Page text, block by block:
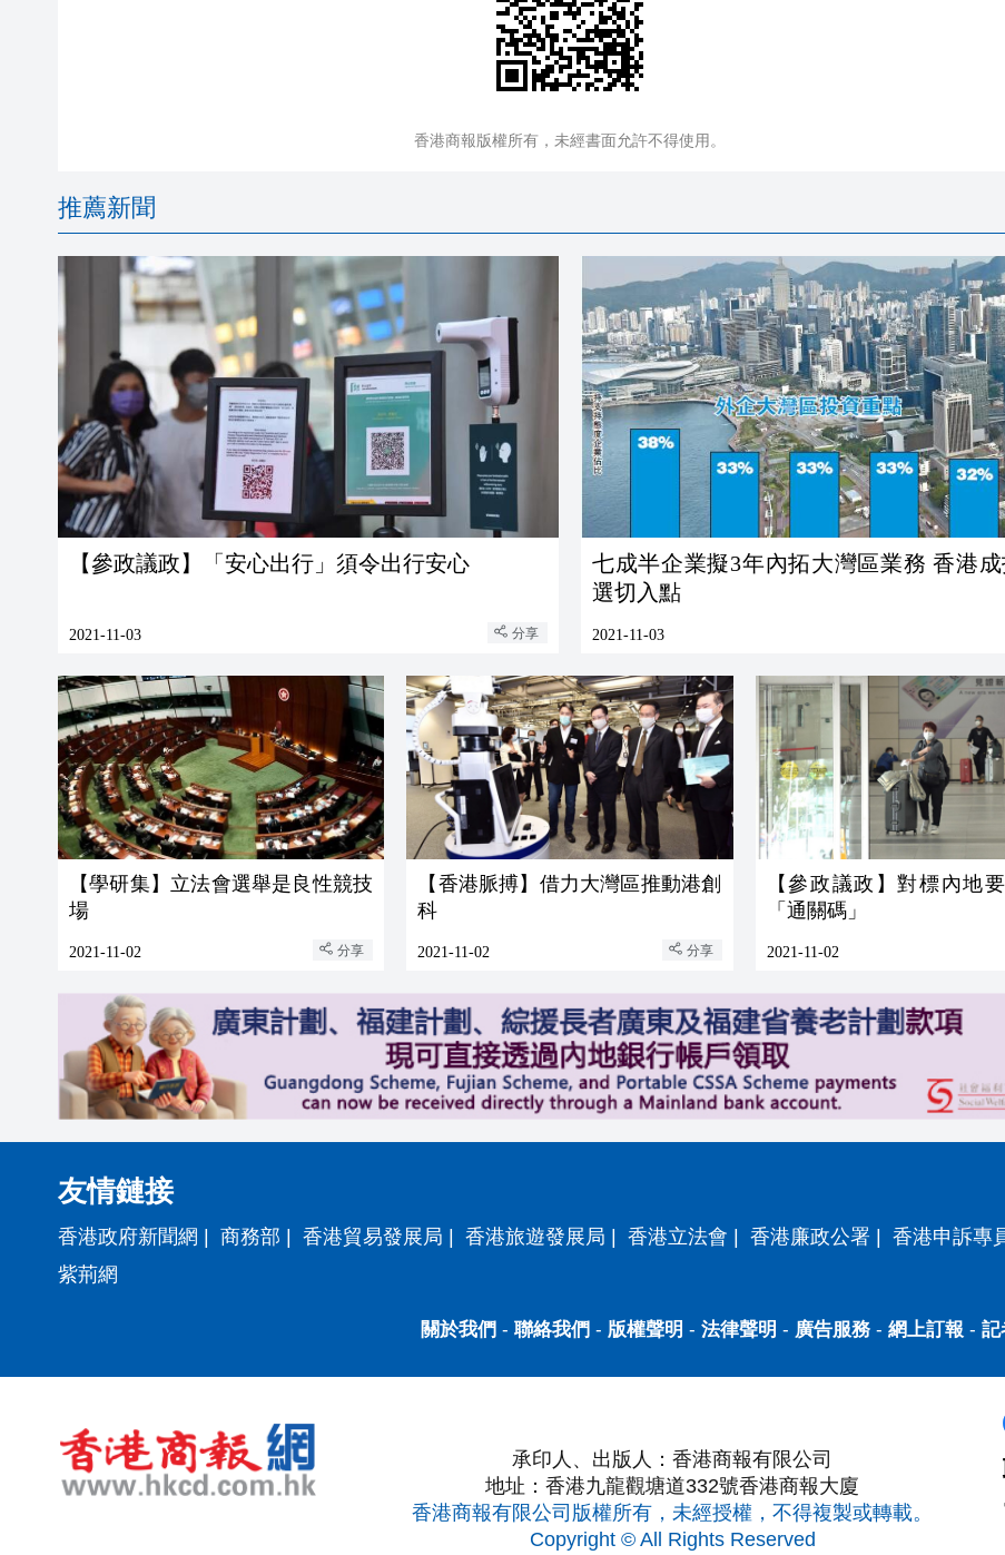
香港商報版權所有，未經書面允許不得使用。
推薦新聞
【參政議政】「安心出行」須令出行安心
2021-11-03 分享
七成半企業擬3年內拓大灣區業務 香港成投資首
選切入點
2021-11-03
【學研集】立法會選舉是良性競技
場
2021-11-02 分享
【香港脈搏】借力大灣區推動港創
科
2021-11-02 分享
【參政議政】對標內地
「通關碼」
2021-11-02
友情鏈接
香港政府新聞網 商務部 香港貿易發展局 香港旅遊發展局 香港立法會 香港廉政公署 香港申訴專
紫荊網
關於我們 - 聯絡我們 - 版權聲明 - 法律聲明 - 廣告服務- 網上訂報 - 記
承印人、出版人：香港商報有限公司
地址：香港九龍觀塘道332號香港商報大廈
香港商報有限公司版權所有，未經授權，不得複製或轉載。
Copyright © All Rights Reserved